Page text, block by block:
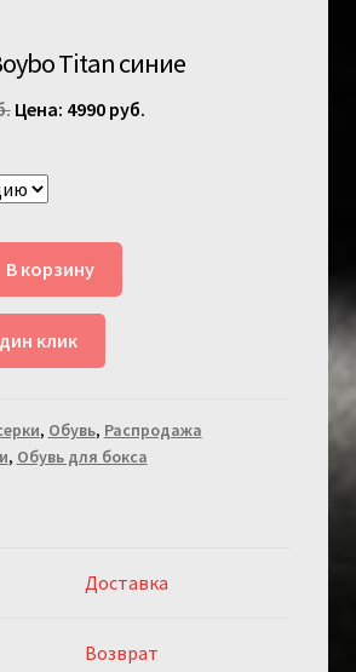
Titan синие
Первоначальная
составляла
6490 руб..
4990 руб.Текущая
В корзину
клик
, Обувь, Распродажa
, Обувь для бокса
Доставка
Возврат